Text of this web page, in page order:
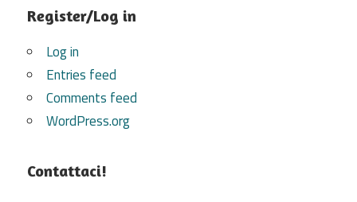
Register/Log in
Log in
Entries feed
Comments feed
WordPress.org
Contattaci!